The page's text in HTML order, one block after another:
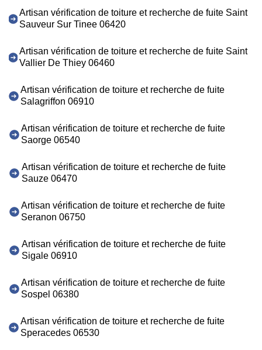
Artisan vérification de toiture et recherche de fuite Saint
Sauveur Sur Tinee 06420
Artisan vérification de toiture et recherche de fuite Saint
Vallier De Thiey 06460
Artisan vérification de toiture et recherche de fuite
Salagriffon 06910
Artisan vérification de toiture et recherche de fuite
Saorge 06540
Artisan vérification de toiture et recherche de fuite
Sauze 06470
Artisan vérification de toiture et recherche de fuite
Seranon 06750
Artisan vérification de toiture et recherche de fuite
Sigale 06910
Artisan vérification de toiture et recherche de fuite
Sospel 06380
Artisan vérification de toiture et recherche de fuite
Speracedes 06530